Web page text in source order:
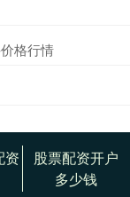
格行情
资
股票配资开户
多少钱